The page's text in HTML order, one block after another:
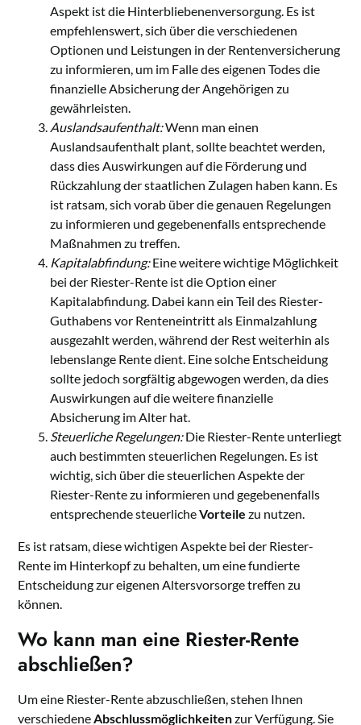
Aspekt ist die Hinterbliebenenversorgung. Es ist
empfehlenswert, sich über die verschiedenen
Optionen und Leistungen in der Rentenversicherung
zu informieren, um im Falle des eigenen Todes die
finanzielle Absicherung der Angehörigen zu
gewährleisten.
Auslandsaufenthalt:Wenn man einen
Auslandsaufenthalt plant, sollte beachtet werden,
dass dies Auswirkungen auf die Förderung und
Rückzahlung der staatlichen Zulagen haben kann. Es
ist ratsam, sich vorab über die genauen Regelungen
zu informieren und gegebenenfalls entsprechende
Maßnahmen zu treffen.
Kapitalabfindung:Eine weitere wichtige Möglichkeit
bei der Riester-Rente ist die Option einer
Kapitalabfindung. Dabei kann ein Teil des Riester-
Guthabens vor Renteneintritt als Einmalzahlung
ausgezahlt werden, während der Rest weiterhin als
lebenslange Rente dient. Eine solche Entscheidung
sollte jedoch sorgfältig abgewogen werden, da dies
Auswirkungen auf die weitere finanzielle
Absicherung im Alter hat.
Steuerliche Regelungen:Die Riester-Rente unterliegt
auch bestimmten steuerlichen Regelungen. Es ist
wichtig, sich über die steuerlichen Aspekte der
Riester-Rente zu informieren und gegebenenfalls
entsprechende steuerlicheVorteile zu nutzen.
Es ist ratsam, diese wichtigen Aspekte bei der Riester-
Rente im Hinterkopf zu behalten, um eine fundierte
Entscheidung zur eigenen Altersvorsorge treffen zu
können.
Wo kann man eine Riester-Rente
abschließen?
Um eine Riester-Rente abzuschließen, stehen Ihnen
verschiedeneAbschlussmöglichkeitenzur Verfügung. Sie